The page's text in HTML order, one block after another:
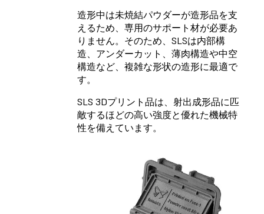
造形中は未焼結パウダーが造形品を支
えるため、専用のサポート材が必要あ
りません。そのため、SLSは内部構
造、アンダーカット、薄肉構造や中空
構造など、複雑な形状の造形に最適で
す。
SLS 3Dプリント品は、射出成形品に匹
敵するほどの高い強度と優れた機械特
性を備えています。